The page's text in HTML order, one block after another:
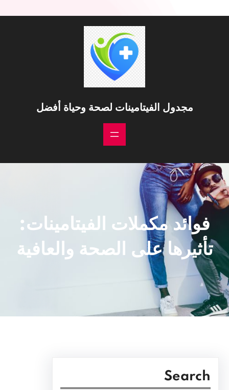
مجدول الفيتامينات لصحة وحياة أفضل
فوائد مكملات الفيتامينات:
تأثيرها على الصحة والعافية
Search